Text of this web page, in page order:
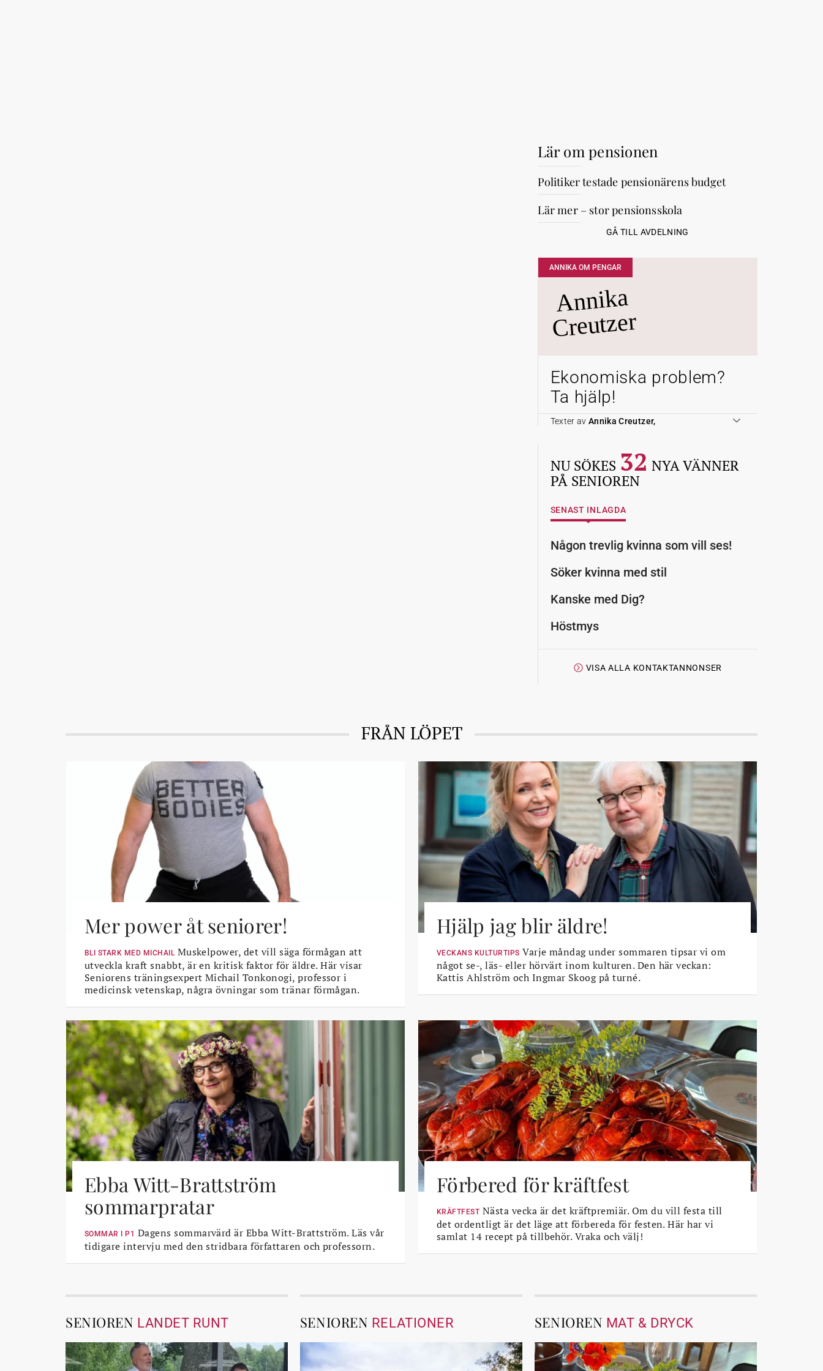
Lär om pensionen
Politiker testade pensionärens budget
Lär mer – stor pensionsskola
GÅ TILL AVDELNING
ANNIKA OM PENGAR
Annika
Creutzer
Ekonomiska problem?
Ta hjälp!
Texter av Annika Creutzer,
NU SÖKES 32 NYA VÄNNER
PÅ SENIOREN
SENAST INLAGDA
Någon trevlig kvinna som vill ses!
Söker kvinna med stil
Kanske med Dig?
Höstmys
VISA ALLA KONTAKTANNONSER
FRÅN LÖPET
Mer power åt seniorer!
BLI STARK MED MICHAILMuskelpower, det vill säga förmågan att
utveckla kraft snabbt, är en kritisk faktor för äldre. Här visar
Seniorens träningsexpert Michail Tonkonogi, professor i
medicinsk vetenskap, några övningar som tränar förmågan.
Hjälp jag blir äldre!
VECKANS KULTURTIPS Varje måndag under sommaren tipsar vi om
något se-, läs- eller hörvärt inom kulturen. Den här veckan:
Kattis Ahlström och Ingmar Skoog på turné.
Ebba Witt-Brattström
sommarpratar
SOMMAR I P1 Dagens sommarvärd är Ebba Witt-Brattström. Läs vår
tidigare intervju med den stridbara författaren och professorn.
Förbered för kräftfest
KRÄFTFEST Nästa vecka är det kräftpremiär. Om du vill festa till
det ordentligt är det läge att förbereda för festen. Här har vi
samlat 14 recept på tillbehör. Vraka och välj!
SENIOREN LANDET RUNT SENIOREN RELATIONER SENIOREN MAT & DRYCK